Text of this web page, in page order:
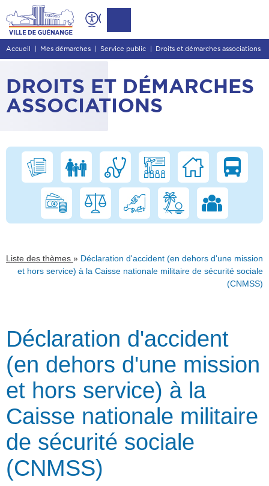
Contenu
Entête de page
Menu principal
Pied de page
Accueil Mes démarches Service public Droits et démarches associations
DROITS ET DÉMARCHES
ASSOCIATIONS
Liste des thèmes » Déclaration d'accident (en dehors d'une mission
et hors service) à la Caisse nationale militaire de sécurité sociale
(CNMSS)
Déclaration d'accident
(en dehors d'une mission
et hors service) à la
Caisse nationale militaire
de sécurité sociale
(CNMSS)